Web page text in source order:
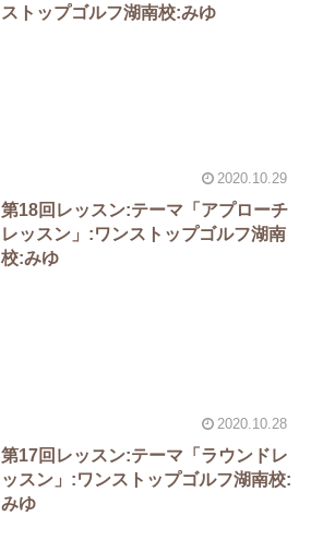
ストップゴルフ湖南校:みゆ
2020.10.29
第18回レッスン:テーマ「アプローチ
レッスン」:ワンストップゴルフ湖南
校:みゆ
2020.10.28
第17回レッスン:テーマ「ラウンドレ
ッスン」:ワンストップゴルフ湖南校:
みゆ